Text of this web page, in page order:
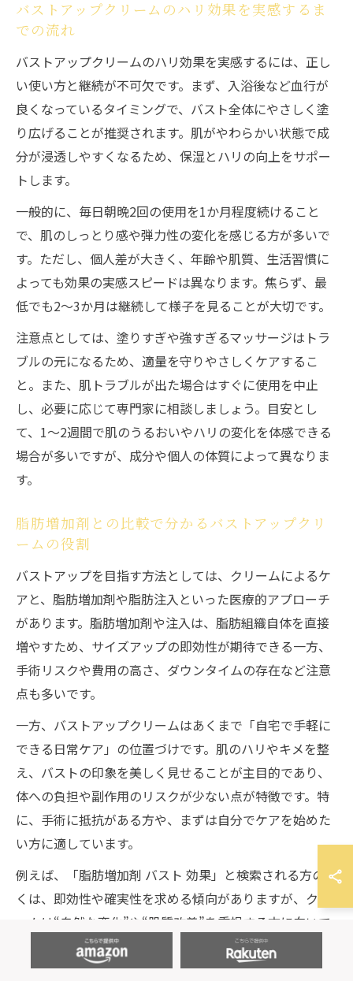
バストアップクリームのハリ効果を実感するま
での流れ
バストアップクリームのハリ効果を実感するには、正し
い使い方と継続が不可欠です。まず、入浴後など血行が
良くなっているタイミングで、バスト全体にやさしく塗
り広げることが推奨されます。肌がやわらかい状態で成
分が浸透しやすくなるため、保湿とハリの向上をサポー
トします。
一般的に、毎日朝晩2回の使用を1か月程度続けること
で、肌のしっとり感や弾力性の変化を感じる方が多いで
す。ただし、個人差が大きく、年齢や肌質、生活習慣に
よっても効果の実感スピードは異なります。焦らず、最
低でも2〜3か月は継続して様子を見ることが大切です。
注意点としては、塗りすぎや強すぎるマッサージはトラ
ブルの元になるため、適量を守りやさしくケアするこ
と。また、肌トラブルが出た場合はすぐに使用を中止
し、必要に応じて専門家に相談しましょう。目安とし
て、1〜2週間で肌のうるおいやハリの変化を体感できる
場合が多いですが、成分や個人の体質によって異なりま
す。
脂肪増加剤との比較で分かるバストアップクリ
ームの役割
バストアップを目指す方法としては、クリームによるケ
アと、脂肪増加剤や脂肪注入といった医療的アプローチ
があります。脂肪増加剤や注入は、脂肪組織自体を直接
増やすため、サイズアップの即効性が期待できる一方、
手術リスクや費用の高さ、ダウンタイムの存在など注意
点も多いです。
一方、バストアップクリームはあくまで「自宅で手軽に
できる日常ケア」の位置づけです。肌のハリやキメを整
え、バストの印象を美しく見せることが主目的であり、
体への負担や副作用のリスクが少ない点が特徴です。特
に、手術に抵抗がある方や、まずは自分でケアを始めた
い方に適しています。
例えば、「脂肪増加剤 バスト 効果」と検索される方の多
くは、即効性や確実性を求める傾向がありますが、クリ
ームは“自然な変化”や“肌質改善”を重視する方に向いて
います。自分の目的やライフスタイルに合わせて、最適
なケア方法を選ぶことが重要です。